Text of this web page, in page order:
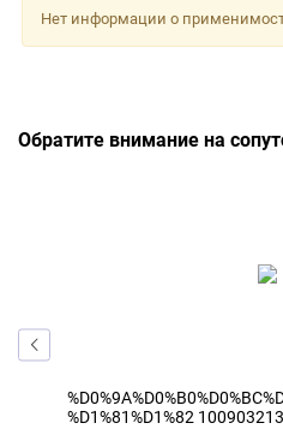
Нет информации о
Обратите внимание на
%D1%81%D1%82